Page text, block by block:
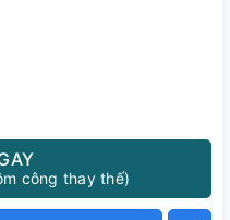
công thay thế)